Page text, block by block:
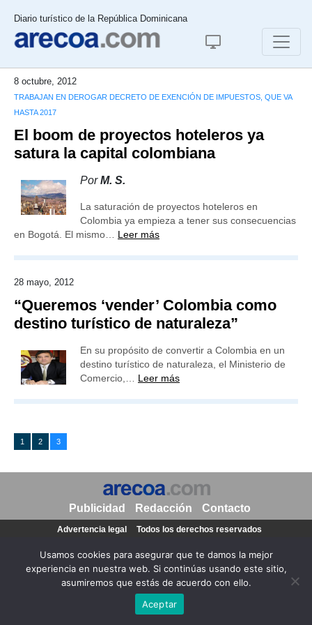
Diario turístico de la República Dominicana
8 octubre, 2012
TRABAJAN EN DEROGAR DECRETO DE EXENCIÓN DE IMPUESTOS, QUE VA
HASTA 2017
El boom de proyectos hoteleros ya
satura la capital colombiana
PorM. S.
La saturación de proyectos hoteleros en
Colombia ya empieza a tener sus consecuencias
en Bogotá. El mismo… Leer más
28 mayo, 2012
“Queremos ‘vender’ Colombia como
destino turístico de naturaleza”
En su propósito de convertir a Colombia en un
destino turístico de naturaleza, el Ministerio de
Comercio,… Leer más
1 2 3
Usamos cookies para asegurar que te damos la mejor
experiencia en nuestra web. Si continúas usando este sitio,
asumiremos que estás de acuerdo con ello.
Aceptar
Publicidad Redacción Contacto
Advertencia legal
Todos los derechos reservados